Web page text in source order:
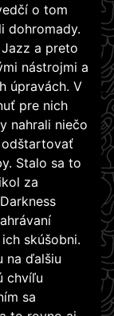
o tom
dohromady.
a preto
nástrojmi a
úpravách. V
pre nich
nahrali niečo
Stalo sa to
za
skúšobni.
na ďalšiu
chvíľu
sa